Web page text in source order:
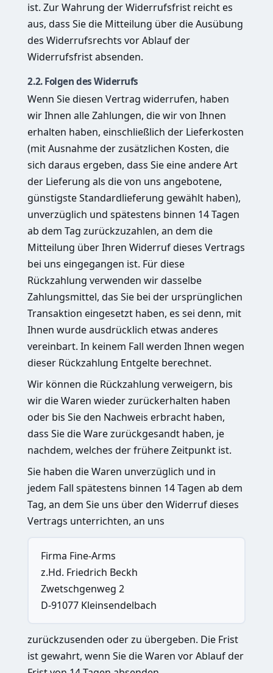
ist. Zur Wahrung der Widerrufsfrist reicht es
aus, dass Sie die Mitteilung über die Ausübung
des Widerrufsrechts vor Ablauf der
Widerrufsfrist absenden.
2.2. Folgen des Widerrufs
Wenn Sie diesen Vertrag widerrufen, haben
wir Ihnen alle Zahlungen, die wir von Ihnen
erhalten haben, einschließlich der Lieferkosten
(mit Ausnahme der zusätzlichen Kosten, die
sich daraus ergeben, dass Sie eine andere Art
der Lieferung als die von uns angebotene,
günstigste Standardlieferung gewählt haben),
unverzüglich und spätestens binnen 14 Tagen
ab dem Tag zurückzuzahlen, an dem die
Mitteilung über Ihren Widerruf dieses Vertrags
bei uns eingegangen ist. Für diese
Rückzahlung verwenden wir dasselbe
Zahlungsmittel, das Sie bei der ursprünglichen
Transaktion eingesetzt haben, es sei denn, mit
Ihnen wurde ausdrücklich etwas anderes
vereinbart. In keinem Fall werden Ihnen wegen
dieser Rückzahlung Entgelte berechnet.
Wir können die Rückzahlung verweigern, bis
wir die Waren wieder zurückerhalten haben
oder bis Sie den Nachweis erbracht haben,
dass Sie die Ware zurückgesandt haben, je
nachdem, welches der frühere Zeitpunkt ist.
Sie haben die Waren unverzüglich und in
jedem Fall spätestens binnen 14 Tagen ab dem
Tag, an dem Sie uns über den Widerruf dieses
Vertrags unterrichten, an uns
Firma Fine-Arms
z.Hd. Friedrich Beckh
Zwetschgenweg 2
D-91077 Kleinsendelbach
zurückzusenden oder zu übergeben. Die Frist
ist gewahrt, wenn Sie die Waren vor Ablauf der